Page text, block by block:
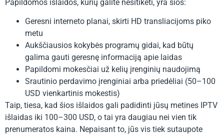
Papildomos išlaidos, kurių galite nesitikėti, yra šios:
Geresni interneto planai, skirti HD transliacijoms piko
metu
Aukščiausios kokybės programų gidai, kad būtų
galima gauti geresnę informaciją apie laidas
Papildomi mokesčiai už kelių įrenginių naudojimą
Srautinio perdavimo įrenginiai arba priedėliai (50–100
USD vienkartinis mokestis)
Taip, tiesa, kad šios išlaidos gali padidinti jūsų metines IPTV
išlaidas iki 100–300 USD, o tai yra daugiau nei vien tik
prenumeratos kaina. Nepaisant to, jūs vis tiek sutaupote